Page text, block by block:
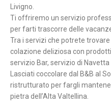
Livigno.
Ti offriremo un servizio
per farti trascorre delle
Tra i servizi che potrete
colazione deliziosa con
servizio Bar, servizio di
Lasciati coccolare dal B&B al
ristrutturato per fargli
pietra dell’Alta Valtellina.